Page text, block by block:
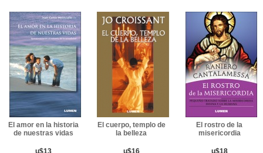
El amor en la historia
de nuestras vidas
u$13
El cuerpo, templo de
la belleza
u$16
El rostro de la
misericordia
u$18